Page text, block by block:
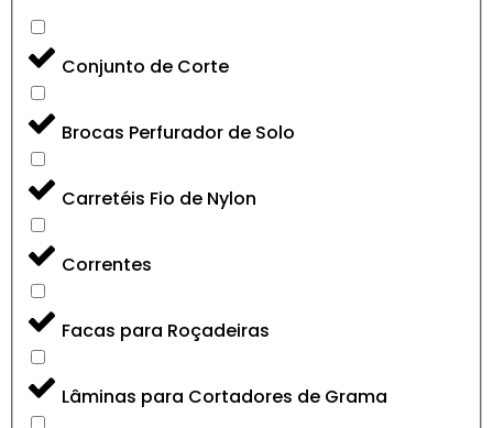
Conjunto de Corte
Brocas Perfurador de Solo
Carretéis Fio de Nylon
Correntes
Facas para Roçadeiras
Lâminas para Cortadores de Grama